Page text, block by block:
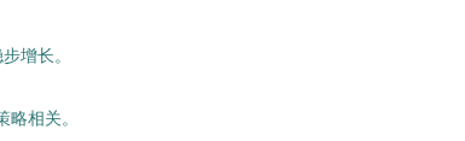
增长。
相关。